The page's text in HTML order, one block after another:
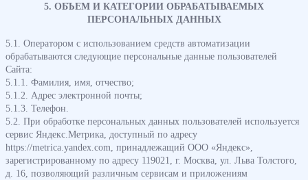
5. ОБЪЕМ И КАТЕГОРИИ ОБРАБАТЫВАЕМЫХ
ПЕРСОНАЛЬНЫХ ДАННЫХ
5.1. Оператором с использованием средств автоматизации
обрабатываются следующие персональные данные пользователей
Сайта:
5.1.1. Фамилия, имя, отчество;
5.1.2. Адрес электронной почты;
5.1.3. Телефон.
5.2. При обработке персональных данных пользователей используется
сервис Яндекс.Метрика, доступный по адресу
https://metrica.yandex.com, принадлежащий ООО «Яндекс»,
зарегистрированному по адресу 119021, г. Москва, ул. Льва Толстого,
д. 16, позволяющий различным сервисам и приложениям